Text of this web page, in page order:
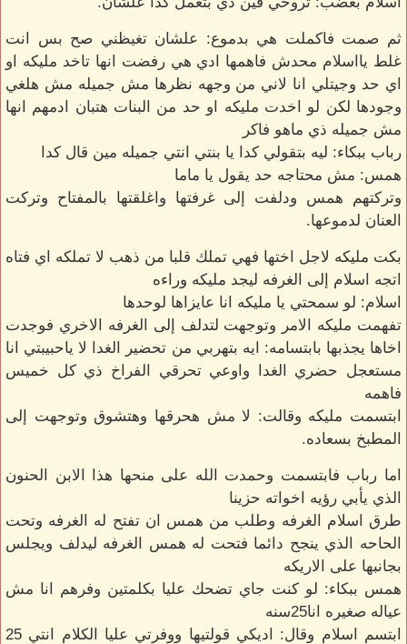
ثم صمت فاكملت هي بدموع: علشان تغيظني صح بس انت
غلط يااسلام محدش فاهمها ادي هي رفضت انها تاخد مليكه او
اي حد وجيتلي انا لاني من وجهه نظرها مش جميله مش هلغي
وجودها لكن لو اخدت مليكه او حد من البنات هتبان ادمهم انها
مش جميله ذي ماهو فاكر
رباب ببكاء: ليه بتقولي كدا يا بنتي انتي جميله مين قال كدا
همس: مش محتاجه حد يقول يا ماما
وتركتهم همس ودلفت إلى غرفتها واغلقتها بالمفتاح وتركت
العنان لدموعها.
بكت مليكه لاجل اختها فهي تملك قلبا من ذهب لا تملكه اي فتاه
اتجه اسلام إلى الغرفه ليجد مليكه وراءه
اسلام: لو سمحتي يا مليكه انا عايزاها لوحدها
تفهمت مليكه الامر وتوجهت لتدلف إلى الغرفه الاخري فوجدت
اخاها يجذبها بابتسامه: ايه بتهربي من تحضير الغدا لا ياحبيبتي انا
مستعجل حضري الغدا واوعي تحرقي الفراخ ذي كل خميس
فاهمه
ابتسمت مليكه وقالت: لا مش هحرقها وهتشوق وتوجهت إلى
المطبخ بسعاده.
اما رباب فابتسمت وحمدت الله على منحها هذا الابن الحنون
الذي يأبي رؤيه اخواته حزينا
طرق اسلام الغرفه وطلب من همس ان تفتح له الغرفه وتحت
الحاحه الذي ينجح دائما فتحت له همس الغرفه ليدلف ويجلس
بجانبها على الاريكه
همس ببكاء: لو كنت جاي تضحك عليا بكلمتين وفرهم انا مش
عياله صغيره انا25سنه
ابتسم اسلام وقال: اديكي قولتيها ووفرتي عليا الكلام انتي 25